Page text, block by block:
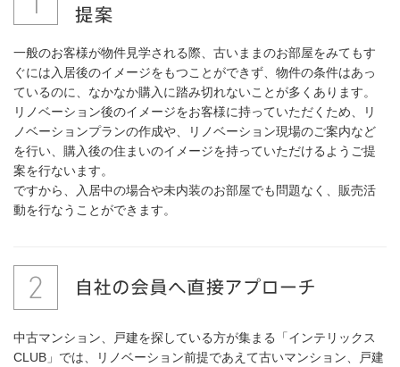
一般のお客様が物件見学される際、古いままのお部屋をみてもす
ぐには入居後のイメージをもつことができず、物件の条件はあっ
ているのに、なかなか購入に踏み切れないことが多くあります。
リノベーション後のイメージをお客様に持っていただくため、リ
ノベーションプランの作成や、リノベーション現場のご案内など
を行い、購入後の住まいのイメージを持っていただけるようご提
案を行ないます。
ですから、入居中の場合や未内装のお部屋でも問題なく、販売活
動を行なうことができます。
中古マンション、戸建を探している方が集まる「インテリックス
CLUB」では、リノベーション前提であえて古いマンション、戸建